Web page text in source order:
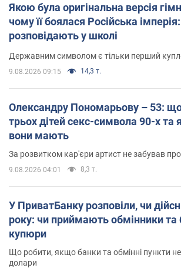
Якою була оригінальна версія
чому її боялася Російська
розповідають у школі
Державним символом є тільки перший
9.08.2026 09:15 14,3 т.
Олександру Пономарьову – 53:
трьох дітей секс-символа 90-х та
вони мають
За розвитком кар'єри артист не забував
9.08.2026 04:01 8,3 т.
У ПриватБанку розповіли, чи
року: чи приймають обмінники та
купюри
Що робити, якщо банки та обмінні пункти
долари